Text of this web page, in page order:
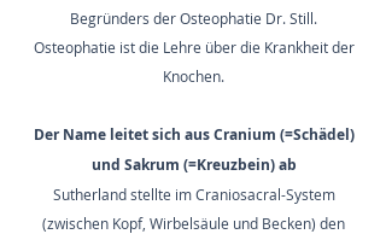
Begründers der Osteophatie Dr. Still.
Osteophatie ist die Lehre über die Krankheit der
Knochen.
Der Name leitet sich aus Cranium (=Schädel)
und Sakrum (=Kreuzbein) ab
Sutherland stellte im Craniosacral-System
(zwischen Kopf, Wirbelsäule und Becken) den